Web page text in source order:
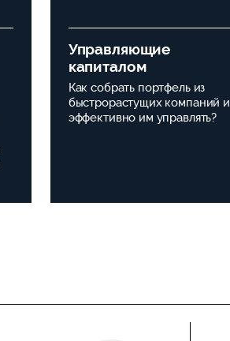
Управляющие
капиталом
Как собрать портфель из
быстрорастущих компаний и
эффективно им управлять?